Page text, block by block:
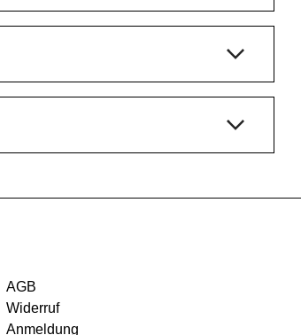
AGB
Widerruf
Anmeldung